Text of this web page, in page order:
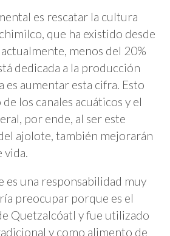
es rescatar la cultura
que ha existido desde
menos del 20%
dedicada a la producción
es aumentar esta cifra. Esto
los canales acuáticos y el
por ende, al ser este
ajolote, también mejorarán
vida.
es una responsabilidad muy
preocupar porque es el
Quetzalcóatl y fue utilizado
y como alimento de